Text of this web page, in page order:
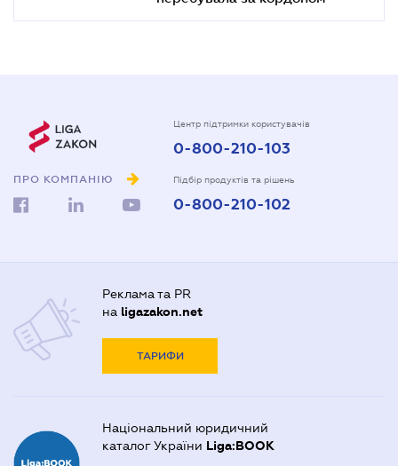
ПРО КОМПАНІЮ
Центр підтримки користувачів
0-800-210-103
Підбір продуктів та рішень
0-800-210-102
Реклама та PR
на ligazakon.net
ТАРИФИ
Національний юридичний
каталог України Liga:BOOK